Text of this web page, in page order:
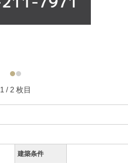
1 / 2 枚目
建築条件